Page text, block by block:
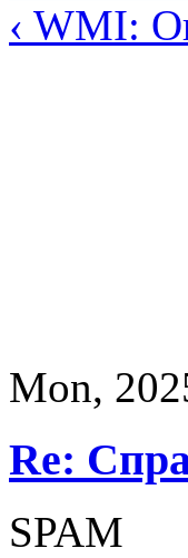
‹ WMI:
Mon,
Re:
SPAM